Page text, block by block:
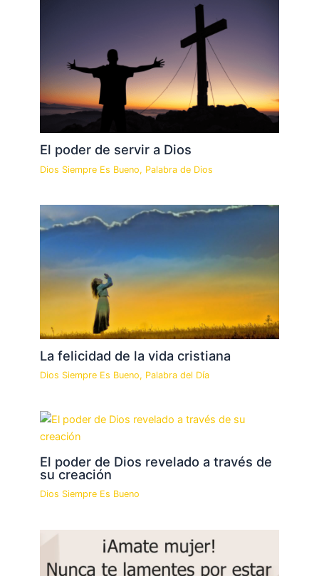
El poder de servir a Dios
Dios Siempre Es Bueno, Palabra de Dios
La felicidad de la vida cristiana
Dios Siempre Es Bueno, Palabra del Día
El poder de Dios revelado a través de
su creación
Dios Siempre Es Bueno